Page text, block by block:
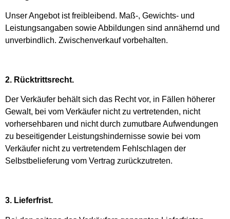
Unser Angebot ist freibleibend. Maß-, Gewichts- und
Leistungsangaben sowie Abbildungen sind annähernd und
unverbindlich. Zwischenverkauf vorbehalten.
2. Rücktrittsrecht.
Der Verkäufer behält sich das Recht vor, in Fällen höherer
Gewalt, bei vom Verkäufer nicht zu vertretenden, nicht
vorhersehbaren und nicht durch zumutbare Aufwendungen
zu beseitigender Leistungshindernisse sowie bei vom
Verkäufer nicht zu vertretendem Fehlschlagen der
Selbstbelieferung vom Vertrag zurückzutreten.
3. Lieferfrist.